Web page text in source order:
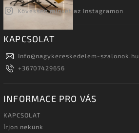
Kövessen minket az Instagramon
KAPCSOLAT
Info@nagykereskedelem-szalonok.hu
+36707429656
INFORMACE PRO VÁS
KAPCSOLAT
Írjon nekünk